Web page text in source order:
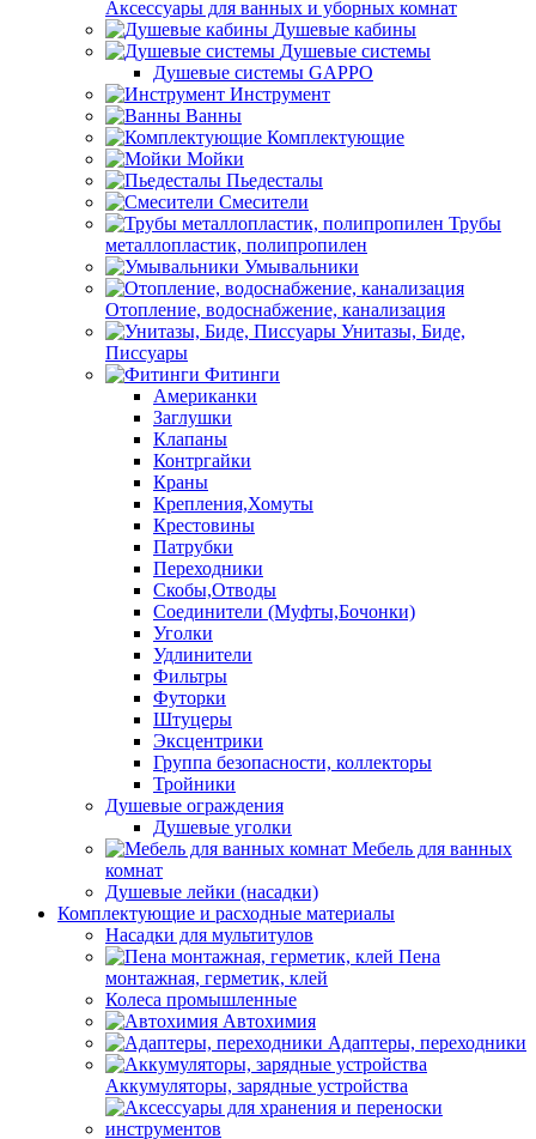
Аксессуары для ванных и уборных комнат
Душевые кабины
Душевые системы
Душевые системы GAPPO
Инструмент
Ванны
Комплектующие
Мойки
Пьедесталы
Смесители
Трубы
металлопластик, полипропилен
Умывальники
Отопление, водоснабжение, канализация
Унитазы, Биде,
Писсуары
Фитинги
Американки
Заглушки
Клапаны
Контргайки
Краны
Крепления,Хомуты
Крестовины
Патрубки
Переходники
Скобы,Отводы
Соединители (Муфты,Бочонки)
Уголки
Удлинители
Фильтры
Футорки
Штуцеры
Эксцентрики
Группа безопасности, коллекторы
Тройники
Душевые ограждения
Душевые уголки
Мебель для ванных
комнат
Душевые лейки (насадки)
Комплектующие и расходные материалы
Насадки для мультитулов
Пена
монтажная, герметик, клей
Колеса промышленные
Автохимия
Адаптеры, переходники
Аккумуляторы, зарядные устройства